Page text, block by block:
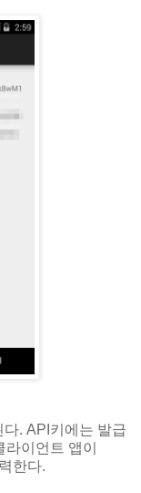
. API키에는 발급
이언트 앱이
한다.